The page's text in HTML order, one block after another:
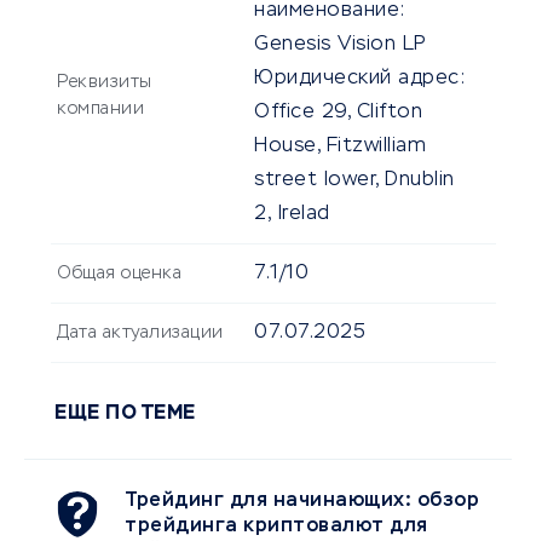
Реквизиты
компании
наименование:
Genesis Vision LP
Юридический адрес:
Office 29, Clifton
House, Fitzwilliam
street lower, Dnublin
2, Irelad
Общая оценка 7.1/10
Дата актуализации 07.07.2025
ЕЩЕ ПО ТЕМЕ
Трейдинг для начинающих: обзор
трейдинга криптовалют для